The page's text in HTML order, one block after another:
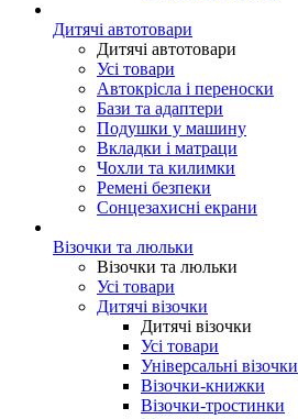
Дитячі автотовари
Дитячі автотовари
Усі товари
Автокрісла і переноски
Бази та адаптери
Подушки у машину
Вкладки і матраци
Чохли та килимки
Ремені безпеки
Сонцезахисні екрани
Візочки та люльки
Візочки та люльки
Усі товари
Дитячі візочки
Дитячі візочки
Усі товари
Універсальні візочки
Візочки-книжки
Візочки-тростинки